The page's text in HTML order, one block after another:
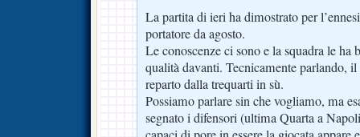
La partita di ieri ha dimostrato per
portatore da agosto.
Le conoscenze ci sono e la squadra le ha
qualità davanti. Tecnicamente parlando,
reparto dalla trequarti in sù.
Possiamo parlare sin che vogliamo, ma
segnato i difensori (ultima Quarta a